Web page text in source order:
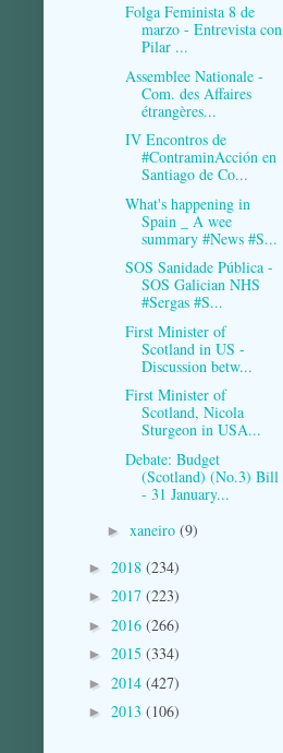
Folga Feminista 8 de
marzo - Entrevista con
Pilar ...
Assemblee Nationale -
Com. des Affaires
étrangères...
IV Encontros de
#ContraminAcción en
Santiago de Co...
What's happening in
Spain _ A wee
summary #News #S...
SOS Sanidade Pública -
SOS Galician NHS
#Sergas #S...
First Minister of
Scotland in US -
Discussion betw...
First Minister of
Scotland, Nicola
Sturgeon in USA...
Debate: Budget
(Scotland) (No.3) Bill
- 31 January...
► xaneiro (9)
► 2018 (234)
► 2017 (223)
► 2016 (266)
► 2015 (334)
► 2014 (427)
► 2013 (106)